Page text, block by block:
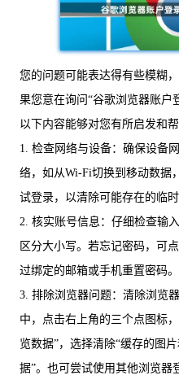
您的问题可能表达得有些模糊
果您意在询问“谷歌浏览器账户
以下内容能够对您有所启发和帮
1. 检查网络与设备：确保设备
络，如从Wi-Fi切换到移动数据
试登录，以清除可能存在的临时
2. 核实账号信息：仔细检查输
区分大小写。若忘记密码，可
过绑定的邮箱或手机重置密码。
3. 排除浏览器问题：清除浏览
中，点击右上角的三个点图标
览数据”，选择清除“缓存的图
据”。也可尝试使用其他浏览器